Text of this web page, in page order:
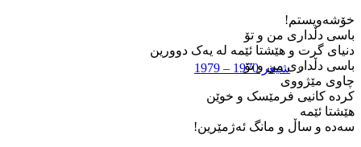
شیعر 1970 – 1979
خۆشەویستم!
باسی دڵداری من و تۆ
دنیای گرت و هێشتا ئێمە ‌لە ‌یەک دوورین
باسی دڵداری من و تۆ
چاوی مێژووی
کردە کانیی فرمێسک و خوێن
هێشتا ئێمە
سەدە و ساڵ و مانگ ئەژمێرین!